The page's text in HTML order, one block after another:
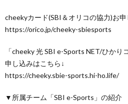
cheekyカード(SBI＆オリコの協力)お
https://orico.jp/cheeky-sbiesports
「cheeky 光 SBI e-Sports NET/ひかり
申し込みはこちら↓
https://cheeky.sbie-sports.hi-ho.life/
▼所属チーム「SBI e-Sports」の紹介